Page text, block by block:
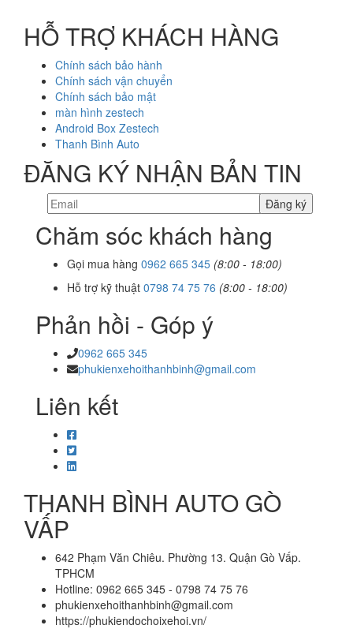
HỖ TRỢ KHÁCH HÀNG
Chính sách bảo hành
Chính sách vận chuyển
Chính sách bảo mật
màn hình zestech
Android Box Zestech
Thanh Bình Auto
ĐĂNG KÝ NHẬN BẢN TIN
Chăm sóc khách hàng
Gọi mua hàng 0962 665 345 (8:00 - 18:00)
Hỗ trợ kỹ thuật 0798 74 75 76 (8:00 - 18:00)
Phản hồi - Góp ý
0962 665 345
phukienxehoithanhbinh@gmail.com
Liên kết
THANH BÌNH AUTO GÒ
VẤP
642 Phạm Văn Chiêu. Phường 13. Quận Gò Vấp.
TPHCM
Hotline: 0962 665 345 - 0798 74 75 76
phukienxehoithanhbinh@gmail.com
https://phukiendochoixehoi.vn/